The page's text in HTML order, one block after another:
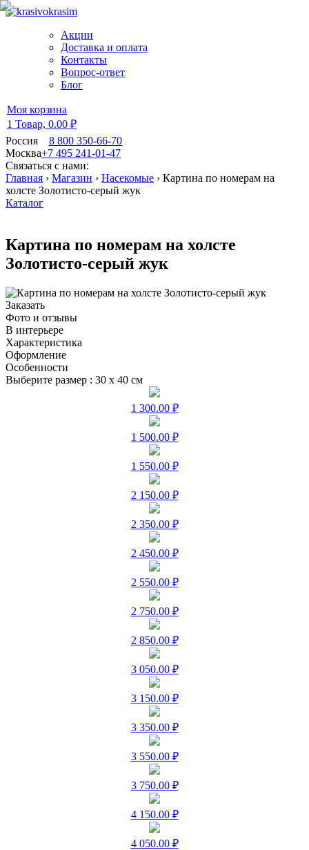
Акции
Доставка и оплата
Контакты
Вопрос-ответ
Блог
Моя корзина
1 Товар, 0.00 ₽
Россия
8 800 350-66-70
Москва+7 495 241-01-47
Связаться с нами:
Главная › Магазин › Насекомые › Картина по номерам на
холсте Золотисто-серый жук
Каталог
Картина по номерам на холсте
Золотисто-серый жук
Заказать
Фото и отзывы
В интерьере
Характеристика
Оформление
Особенности
Выберите размер : 30 х 40 см
1 300.00 ₽
1 500.00 ₽
1 550.00 ₽
2 150.00 ₽
2 350.00 ₽
2 450.00 ₽
2 550.00 ₽
2 750.00 ₽
2 850.00 ₽
3 050.00 ₽
3 150.00 ₽
3 350.00 ₽
3 550.00 ₽
3 750.00 ₽
4 150.00 ₽
4 050.00 ₽